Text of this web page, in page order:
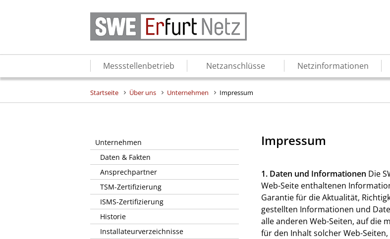
Messstellenbetrieb Netzanschlüsse Netzinformationen
Startseite Über uns Unternehmen Impressum
Unternehmen
Daten & Fakten
Ansprechpartner
TSM-Zertifizierung
ISMS-Zertifizierung
Historie
Installateurverzeichnisse
Impressum
1. Daten und Informationen Die
Web-Seite enthaltenen
Garantie für die Aktualität,
gestellten Informationen und
alle anderen Web-Seiten, auf die
für den Inhalt solcher Web-